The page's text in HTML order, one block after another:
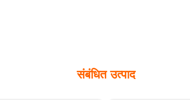
संबंधित उत्पाद